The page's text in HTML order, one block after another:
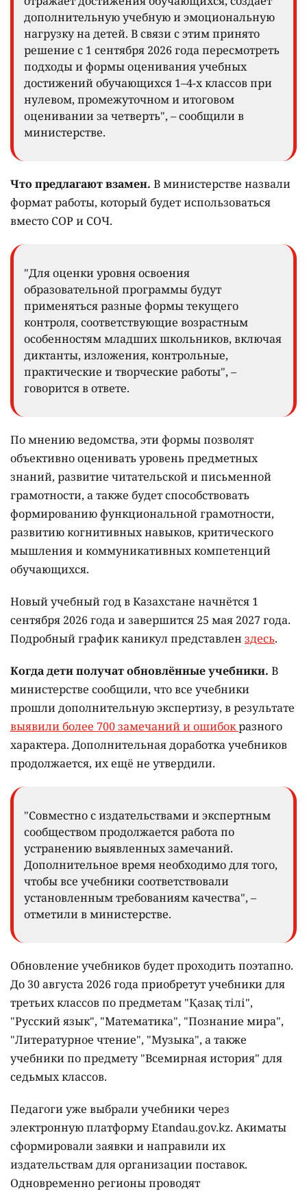
дополнительную учебную и эмоциональную
нагрузку на детей. В связи с этим принято
решение с 1 сентября 2026 года пересмотреть
подходы и формы оценивания учебных
достижений обучающихся 1–4-х классов при
нулевом, промежуточном и итоговом
оценивании за четверть", – сообщили в
министерстве.
Что предлагают взамен. В министерстве назвали
формат работы, который будет использоваться
вместо СОР и СОЧ.
"Для оценки уровня освоения
образовательной программы будут
применяться разные формы текущего
контроля, соответствующие возрастным
особенностям младших школьников, включая
диктанты, изложения, контрольные,
практические и творческие работы", –
говорится в ответе.
По мнению ведомства, эти формы позволят
объективно оценивать уровень предметных
знаний, развитие читательской и письменной
грамотности, а также будет способствовать
формированию функциональной грамотности,
развитию когнитивных навыков, критического
мышления и коммуникативных компетенций
обучающихся.
Новый учебный год в Казахстане начнётся 1
сентября 2026 года и завершится 25 мая 2027 года.
Подробный график каникул представлен здесь.
Когда дети получат обновлённые учебники. В
министерстве сообщили, что все учебники
прошли дополнительную экспертизу, в результате
выявили более 700 замечаний и ошибокразного
характера. Дополнительная доработка учебников
продолжается, их ещё не утвердили.
"Совместно с издательствами и экспертным
сообществом продолжается работа по
устранению выявленных замечаний.
Дополнительное время необходимо для того,
чтобы все учебники соответствовали
установленным требованиям качества", –
отметили в министерстве.
Обновление учебников будет проходить поэтапно.
До 30 августа 2026 года приобретут учебники для
третьих классов по предметам "Қазақ тілі",
"Русский язык", "Математика", "Познание мира",
"Литературное чтение", "Музыка", а также
учебники по предмету "Всемирная история" для
седьмых классов.
Педагоги уже выбрали учебники через
электронную платформу Etandau.gov.kz. Акиматы
сформировали заявки и направили их
издательствам для организации поставок.
Одновременно регионы проводят